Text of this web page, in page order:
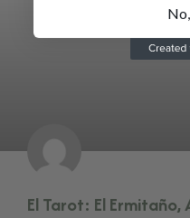
El Tarot: El Ermitaño,